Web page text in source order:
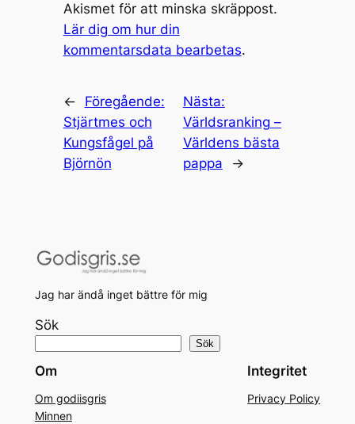
Akismet för att minska skräppost.
Lär dig om hur din
kommentarsdata bearbetas.
←
Föregående:
Stjärtmes och
Kungsfågel på
Björnön
Nästa:
Världsranking –
Världens bästa
pappa
→
Jag har ändå inget bättre för mig
Sök
Sök
Om
Om godiisgris
Minnen
Integritet
Privacy Policy